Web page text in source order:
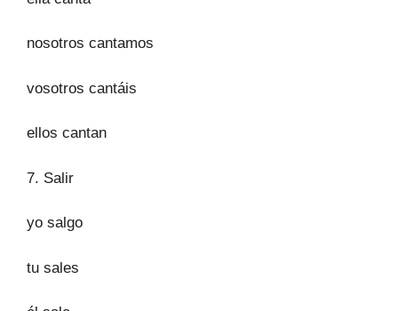
nosotros cantamos
vosotros cantáis
ellos cantan
7. Salir
yo salgo
tu sales